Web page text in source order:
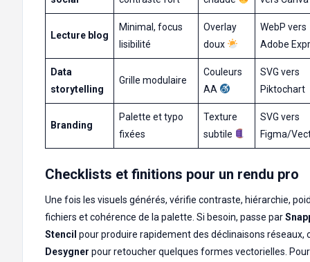
Lecture blog
Minimal, focus
lisibilité
Overlay
doux
WebP vers
Adobe
Data
storytelling
Grille modulaire
Couleurs
AA
SVG vers
Piktochart
Branding
Palette et typo
fixées
Texture
subtile
SVG vers
Figma/
Checklists et finitions pour un rendu pro
Une fois les visuels générés, vérifie contraste, hiérarchie,
fichiers et cohérence de la palette. Si besoin, passe par
Stencil pour produire rapidement des déclinaisons réseaux,
Desygner pour retoucher quelques formes vectorielles.